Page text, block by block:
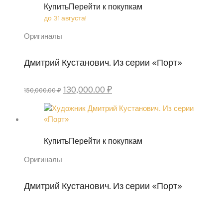
КупитьПерейти к покупкам
до 31 августа!
Оригиналы
Дмитрий Кустанович. Из серии «Порт»
150,000.00 ₽ Original
was:
150,000.00 ₽.
130,000.00 ₽Current
is:
КупитьПерейти к покупкам
Оригиналы
Дмитрий Кустанович. Из серии «Порт»